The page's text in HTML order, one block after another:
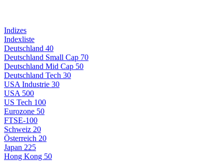
Indizes
Indexliste
Deutschland 40
Deutschland Small Cap 70
Deutschland Mid Cap 50
Deutschland Tech 30
USA Industrie 30
USA 500
US Tech 100
Eurozone 50
FTSE-100
Schweiz 20
Österreich 20
Japan 225
Hong Kong 50